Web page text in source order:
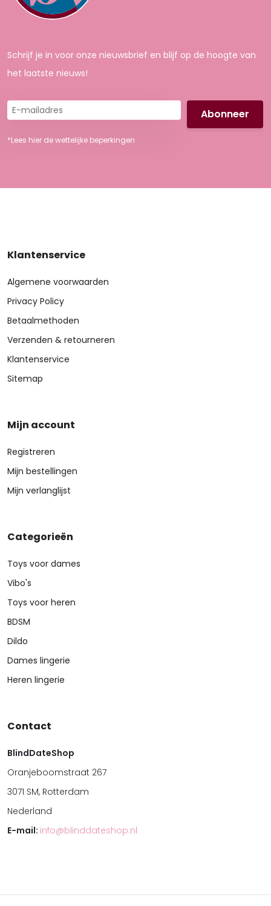
Schrijf je in voor onze nieuwsbrief en blijf op de hoogte van
het laatste nieuws!
E-
mailadres
*Lees hier de wettelijke beperkingen
Klantenservice
Algemene voorwaarden
Privacy Policy
Betaalmethoden
Verzenden & retourneren
Klantenservice
Sitemap
Mijn account
Registreren
Mijn bestellingen
Mijn verlanglijst
Categorieën
Toys voor dames
Vibo's
Toys voor heren
BDSM
Dildo
Dames lingerie
Heren lingerie
Contact
BlindDateShop
Oranjeboomstraat 267
3071 SM, Rotterdam
Nederland
E-mail: info@blinddateshop.nl